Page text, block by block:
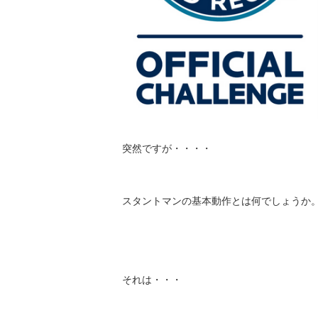
突然ですが・・・・
スタントマンの基本動作とは何でしょうか
それは・・・